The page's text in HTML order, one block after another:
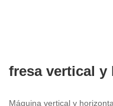
fresa vertical y
Máquina vertical y